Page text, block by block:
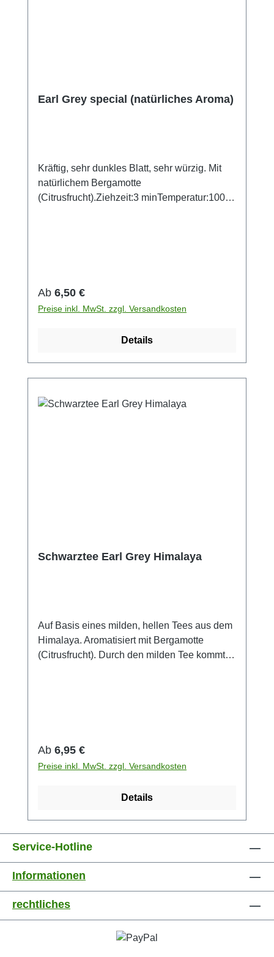
Earl Grey special (natürliches Aroma)
Kräftig, sehr dunkles Blatt, sehr würzig. Mit
natürlichem Bergamotte
(Citrusfrucht).Ziehzeit:3 minTemperatur:100
Regulärer Preis:
Ab 6,50 €
Preise inkl. MwSt. zzgl. Versandkosten
Details
Schwarztee Earl Grey Himalaya
Auf Basis eines milden, hellen Tees aus dem
Himalaya. Aromatisiert mit Bergamotte
(Citrusfrucht). Durch den milden Tee kommt
Regulärer Preis:
Ab 6,95 €
Preise inkl. MwSt. zzgl. Versandkosten
Details
Service-Hotline
Informationen
rechtliches